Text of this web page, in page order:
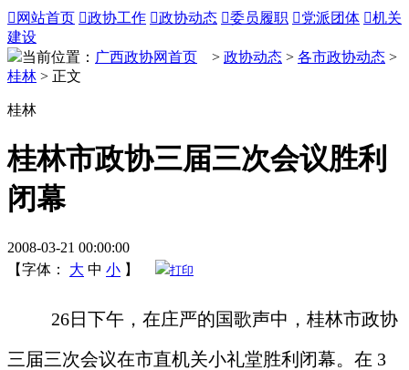
 网站首页 政协工作 政协动态 委员履职 党派团体 机关
建设
当前位置： 广西政协网首页 > 政协动态 > 各市政协动态 >
桂林 > 正文
桂林
桂林市政协三届三次会议胜利
闭幕
2008-03-21 00:00:00
【字体：
大 中 小 】 打印
26日下午，在庄严的国歌声中，桂林市政协
三届三次会议在市直机关小礼堂胜利闭幕。在 3